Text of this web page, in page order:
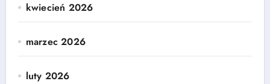
kwiecień 2026
marzec 2026
luty 2026